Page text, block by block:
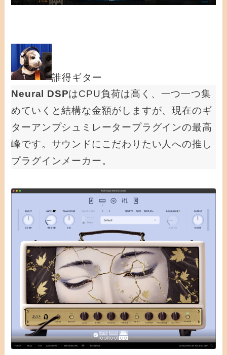
誰得ギター
Neural DSPはCPU負荷は高く、一つ一つ集
めていくと結構な金額がしますが、現在のギ
ターアンプシュミレータープラグインの最高
峰です。サウンドにこだわりたい人への推し
プラグインメーカー。